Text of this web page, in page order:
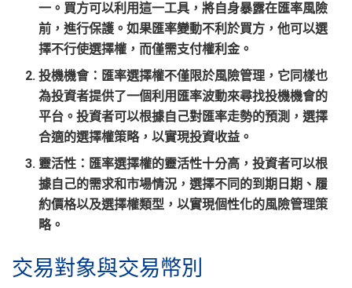
一。買方可以利用這一工具，將自身暴露在匯率風險
前，進行保護。如果匯率變動不利於買方，他可以選
擇不行使選擇權，而僅需支付權利金。
投機機會：匯率選擇權不僅限於風險管理，它同樣也
為投資者提供了一個利用匯率波動來尋找投機機會的
平台。投資者可以根據自己對匯率走勢的預測，選擇
合適的選擇權策略，以實現投資收益。
靈活性：匯率選擇權的靈活性十分高，投資者可以根
據自己的需求和市場情況，選擇不同的到期日期、履
約價格以及選擇權類型，以實現個性化的風險管理策
略。
交易對象與交易幣別